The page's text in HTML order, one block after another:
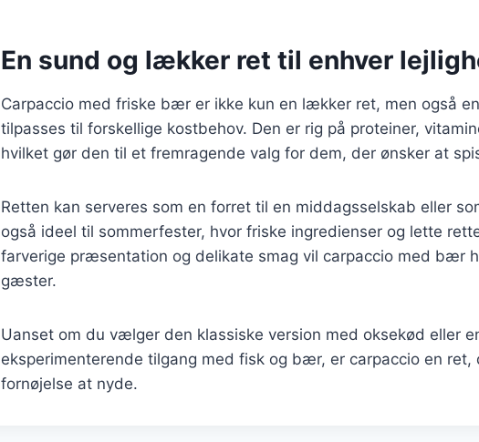
En sund og lækker ret til enhver
Carpaccio med friske bær er ikke kun en lækker ret, men også
tilpasses til forskellige kostbehov. Den er rig på proteiner,
hvilket gør den til et fremragende valg for dem, der ønsker at
Retten kan serveres som en forret til en middagsselskab eller
også ideel til sommerfester, hvor friske ingredienser og lette
farverige præsentation og delikate smag vil carpaccio med bær
gæster.
Uanset om du vælger den klassiske version med oksekød eller
eksperimenterende tilgang med fisk og bær, er carpaccio en
fornøjelse at nyde.